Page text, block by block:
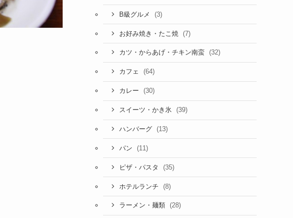
B級グルメ (3)
お好み焼き・たこ焼 (7)
カツ・からあげ・チキン南蛮 (32)
カフェ (64)
カレー (30)
スイーツ・かき氷 (39)
ハンバーグ (13)
パン (11)
ピザ・パスタ (35)
ホテルランチ (8)
ラーメン・麺類 (28)